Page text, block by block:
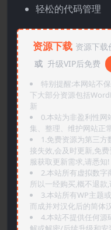
轻松的代码管理
资源下载 资源下载
或 升级VIP后免费
特别提醒:本网站不
下大部分资源包括
新
0.本站为非盈利性
集、整理、维护网站正
1.免费资源为第三
接失效,会及时更新,免
服获取更新需求,请悉知!
2.本站所有虚拟数字
所以一经购买,概不退款,
3.本站所有WP主题
而成并对汉化后的简体
4.本站不提供任何源